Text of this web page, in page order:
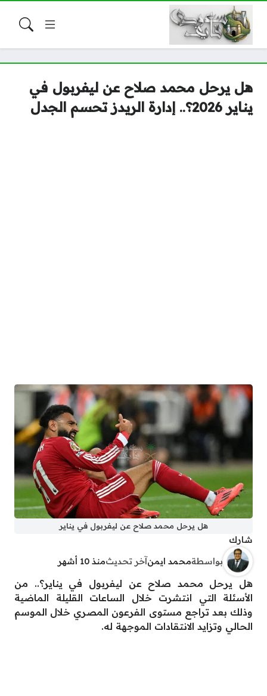
هل يرحل محمد صلاح عن ليفربول في
يناير 2026؟.. إدارة الريدز تحسم الجدل
هل يرحل محمد صلاح عن ليفربول في يناير
شارك
بواسطةمحمد ايمنآخر تحديثمنذ 10 أشهر
هل يرحل محمد صلاح عن ليفربول في يناير؟.. من
الأسئلة التي انتشرت خلال الساعات القليلة الماضية
وذلك بعد تراجع مستوى الفرعون المصري خلال الموسم
الحالي وتزايد الانتقادات الموجهة له.